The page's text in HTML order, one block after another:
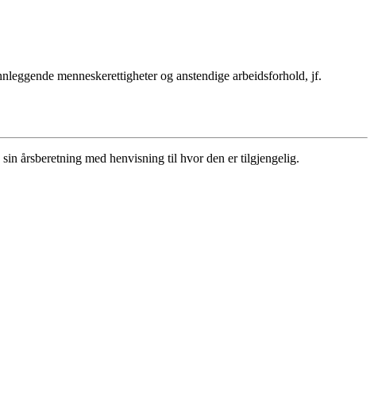
menneskerettigheter og anstendige arbeidsforhold, jf.
årsberetning med henvisning til hvor den er tilgjengelig.